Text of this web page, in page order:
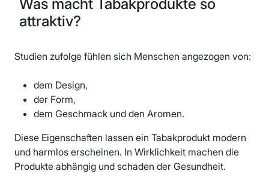
Was macht Tabakprodukte so
attraktiv?
Studien zufolge fühlen sich Menschen angezogen von:
dem Design,
der Form,
dem Geschmack und den Aromen.
Diese Eigenschaften lassen ein Tabakprodukt modern
und harmlos erscheinen. In Wirklichkeit machen die
Produkte abhängig und schaden der Gesundheit.